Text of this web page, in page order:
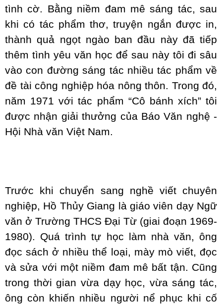
tình cờ. Bằng niềm đam mê sáng tác, sau
khi có tác phẩm thơ, truyện ngắn được in,
thành quả ngọt ngào ban đầu này đã tiếp
thêm tình yêu văn học để sau này tôi đi sâu
vào con đường sáng tác nhiều tác phẩm về
đề tài công nghiệp hóa nông thôn. Trong đó,
năm 1971 với tác phẩm “Cô bánh xích” tôi
được nhận giải thưởng của Báo Văn nghệ -
Hội Nhà văn Việt Nam.
Trước khi chuyển sang nghề viết chuyên
nghiệp, Hồ Thủy Giang là giáo viên dạy Ngữ
văn ở Trường THCS Đại Từ (giai đoạn 1969-
1980). Quá trình tự học làm nhà văn, ông
đọc sách ở nhiều thể loại, mày mò viết, đọc
và sửa với một niềm đam mê bất tận. Cũng
trong thời gian vừa dạy học, vừa sáng tác,
ông còn khiến nhiều người nể phục khi cố